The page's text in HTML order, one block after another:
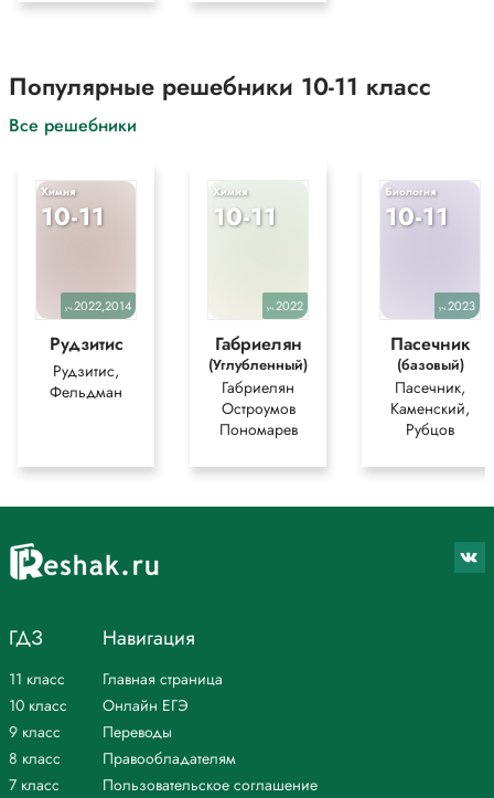
Популярные решебники 10-11 класс
Все решебники
Химия
10-11
уч.2022,2014
Рудзитис
Рудзитис,
Фельдман
Химия
10-11
уч.2022
Габриелян
(Углубленный)
Габриелян
Остроумов
Пономарев
Биология
10-11
уч.2023
Пасечник
(базовый)
Пасечник,
Каменский,
Рубцов
ГДЗ
11 класс
10 класс
9 класс
8 класс
7 класс
Навигация
Главная страница
Онлайн ЕГЭ
Переводы
Правообладателям
Пользовательское соглашение